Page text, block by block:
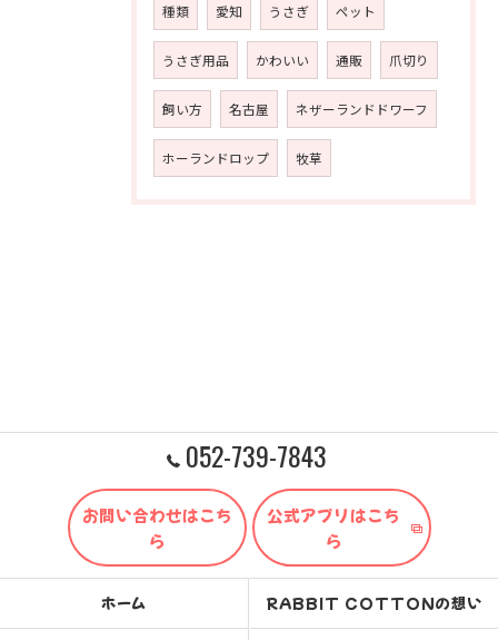
種類 愛知 うさぎ ペット
うさぎ用品 かわいい 通販 爪切り
飼い方 名古屋 ネザーランドドワーフ
ホーランドロップ 牧草
052-739-7843
お問い合わせはこち
ら
公式アプリはこち
ら
ホーム RABBIT COTTONの想い